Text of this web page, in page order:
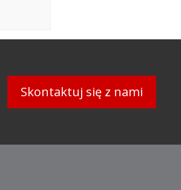
Skontaktuj się z nami